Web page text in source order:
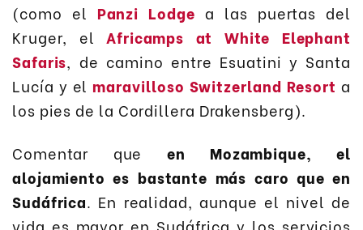
(como el Panzi Lodge a las puertas del
Kruger, el Africamps at White Elephant
Safaris, de camino entre Esuatini y Santa
Lucía y el maravilloso Switzerland Resorta
los pies de la Cordillera Drakensberg).
Comentar que en Mozambique, el
alojamiento es bastante más caro que en
Sudáfrica. En realidad, aunque el nivel de
vida es mayor en Sudáfrica y los servicios